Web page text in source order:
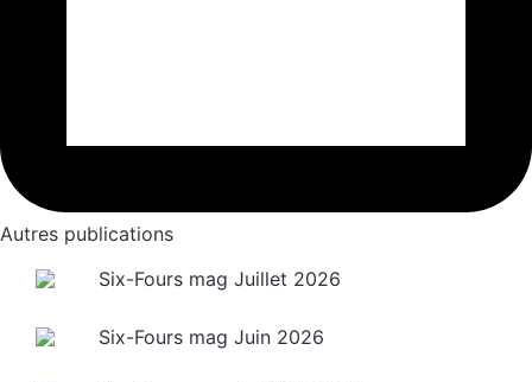
Autres publications
Six-Fours mag Juillet 2026
Six-Fours mag Juin 2026